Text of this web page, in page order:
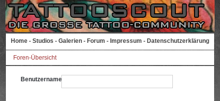
Home - Studios - Galerien - Forum - Impressum - Datenschutzerklärung
Foren-Übersicht
Benutzername: